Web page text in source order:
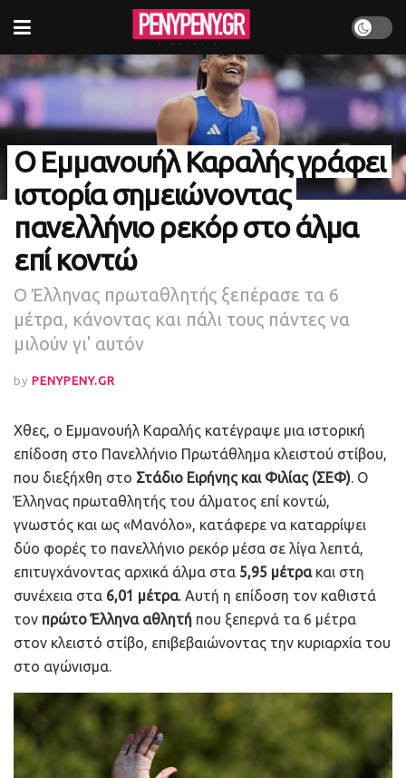
Ο Εμμανουήλ Καραλής γράφει
ιστορία σημειώνοντας
πανελλήνιο ρεκόρ στο άλμα
επί κοντώ
Ο Έλληνας πρωταθλητής ξεπέρασε τα 6
μέτρα, κάνοντας και πάλι τους πάντες να
μιλούν γι' αυτόν
by PENYPENY.GR
Χθες, ο Εμμανουήλ Καραλής κατέγραψε μια ιστορική
επίδοση στο Πανελλήνιο Πρωτάθλημα κλειστού στίβου,
που διεξήχθη στο Στάδιο Ειρήνης και Φιλίας (ΣΕΦ). Ο
Έλληνας πρωταθλητής του άλματος επί κοντώ,
γνωστός και ως «Μανόλο», κατάφερε να καταρρίψει
δύο φορές το πανελλήνιο ρεκόρ μέσα σε λίγα λεπτά,
επιτυγχάνοντας αρχικά άλμα στα 5,95 μέτρακαι στη
συνέχεια στα 6,01 μέτρα. Αυτή η επίδοση τον καθιστά
τον πρώτο Έλληνα αθλητή που ξεπερνά τα 6 μέτρα
στον κλειστό στίβο, επιβεβαιώνοντας την κυριαρχία του
στο αγώνισμα.